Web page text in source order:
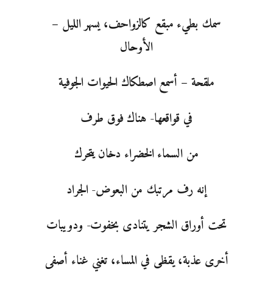
سمك بطيء مبقع كالزواحف، يسهر الليل –
الأوحال
ملقحة – أسمع اصطكاك الحيوات الجوفية
في قواقعها- هناك فوق طرف
من السماء الخضراء دخان يتحرك
إنه رف مرتبك من البعوض- الجراد
تحت أوراق الشجر يتنادى بخفوت- ودويبات
أخرى عذبة، يقظى في المساء، تغني غناء أصفى